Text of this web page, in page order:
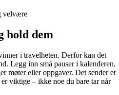
velvære
hold dem
i travelheten. Derfor kan det
Legg inn små pauser i kalenderen,
møter eller oppgaver. Det sender et
viktige – ikke noe du bare tar når